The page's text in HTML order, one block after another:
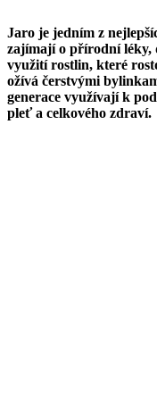
Jaro je jedním z
zajímají o přírodní léky,
využití rostlin, které
ožívá čerstvými
generace využívají k
pleť a celkového zdraví.